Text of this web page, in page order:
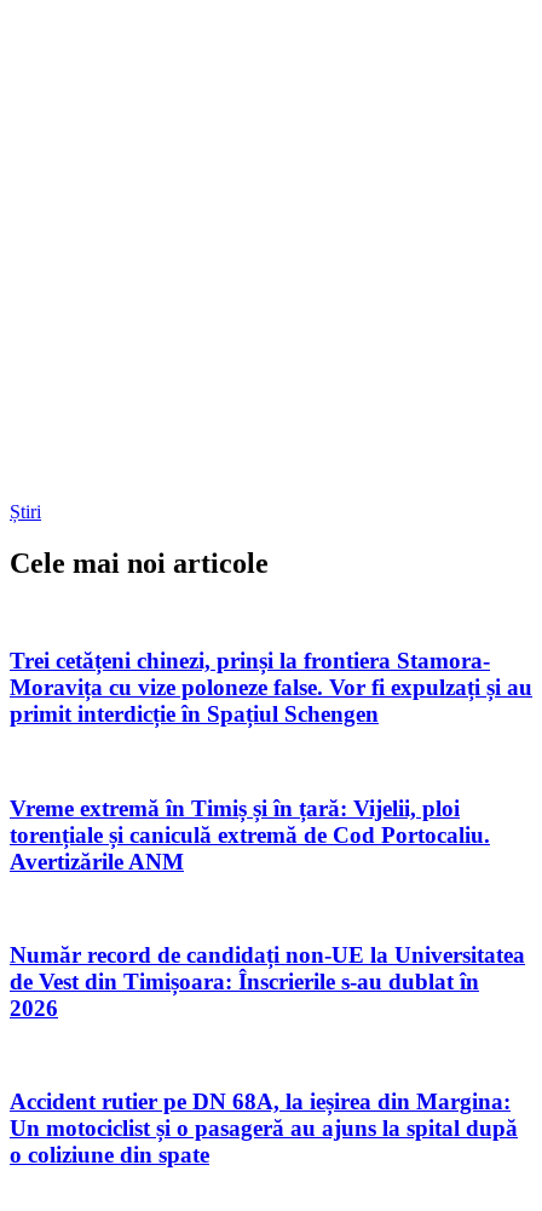
Știri
Cele mai noi articole
Trei cetățeni chinezi, prinși la frontiera Stamora-
Moravița cu vize poloneze false. Vor fi expulzați și au
primit interdicție în Spațiul Schengen
Vreme extremă în Timiș și în țară: Vijelii, ploi
torențiale și caniculă extremă de Cod Portocaliu.
Avertizările ANM
Număr record de candidați non-UE la Universitatea
de Vest din Timișoara: Înscrierile s-au dublat în
2026
Accident rutier pe DN 68A, la ieșirea din Margina:
Un motociclist și o pasageră au ajuns la spital după
o coliziune din spate